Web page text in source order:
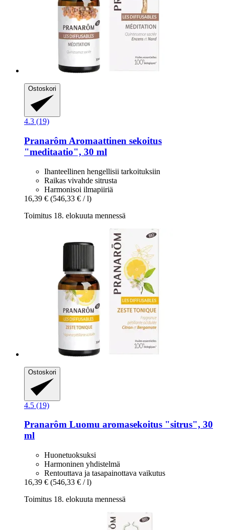
Ostoskori
4.3 (19)
Pranarôm Aromaattinen sekoitus
"meditaatio", 30 ml
Ihanteellinen hengellisii tarkoituksiin
Raikas vivahde sitrusta
Harmonisoi ilmapiiriä
16,39 € (546,33 € / l)
Toimitus 18. elokuuta mennessä
Ostoskori
4.5 (19)
Pranarôm Luomu aromasekoitus "sitrus", 30
ml
Huonetuoksuksi
Harmoninen yhdistelmä
Rentouttava ja tasapainottava vaikutus
16,39 € (546,33 € / l)
Toimitus 18. elokuuta mennessä